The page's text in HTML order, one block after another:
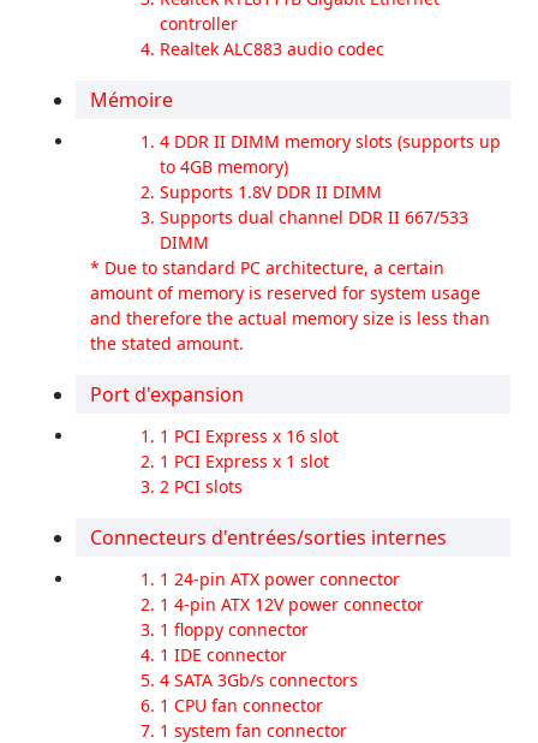
controller
Realtek ALC883 audio codec
Mémoire
4 DDR II DIMM memory slots (supports up
to 4GB memory)
Supports 1.8V DDR II DIMM
Supports dual channel DDR II 667/533
DIMM
* Due to standard PC architecture, a certain
amount of memory is reserved for system usage
and therefore the actual memory size is less than
the stated amount.
Port d'expansion
1 PCI Express x 16 slot
1 PCI Express x 1 slot
2 PCI slots
Connecteurs d'entrées/sorties internes
1 24-pin ATX power connector
1 4-pin ATX 12V power connector
1 floppy connector
1 IDE connector
4 SATA 3Gb/s connectors
1 CPU fan connector
1 system fan connector